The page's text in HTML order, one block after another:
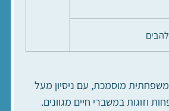
להבים
מוסמכת, עם ניסיון מעל
וזוגות במשברי חיים מגוונים.